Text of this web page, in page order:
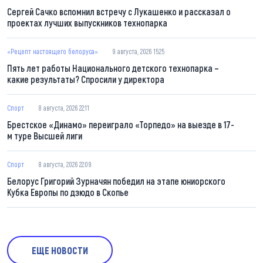
Сергей Сачко вспомнил встречу с Лукашенко и рассказал о
проектах лучших выпускников технопарка
«Рецепт настоящего белоруса» 9 августа, 2026 15:25
Пять лет работы Национального детского технопарка –
какие результаты? Спросили у директора
Спорт 8 августа, 2026 22:11
Брестское «Динамо» переиграло «Торпедо» на выезде в 17-
м туре Высшей лиги
Спорт 8 августа, 2026 22:09
Белорус Григорий Зурначян победил на этапе юниорского
Кубка Европы по дзюдо в Скопье
ЕЩЕ НОВОСТИ